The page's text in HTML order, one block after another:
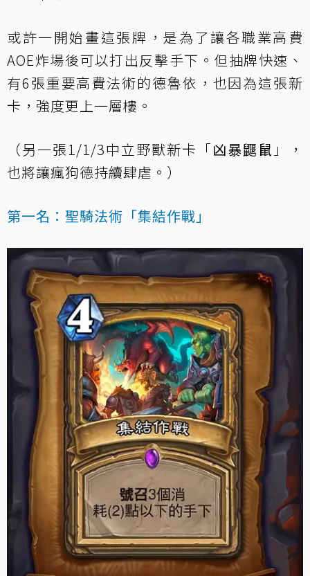
或許一開始畫這張牌，是為了讓各職業高費
AOE炸場後可以打出反擊手下。但抽牌快速、
有6張重要高費法術的德魯依，也因為這張新
卡，強度更上一層樓。
（另一張1/1/3中立野獸新卡「凶暴鼴鼠 」，
也將讓瘋狗德持續肆虐。）
第一名：聖騎法術「集結作戰」